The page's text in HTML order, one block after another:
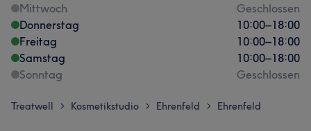
Mittwoch
Geschlossen
Donnerstag
10:00–18:00
Freitag
10:00–18:00
Samstag
10:00–18:00
Sonntag
Geschlossen
Treatwell > Kosmetikstudio > Ehrenfeld > Ehrenfeld